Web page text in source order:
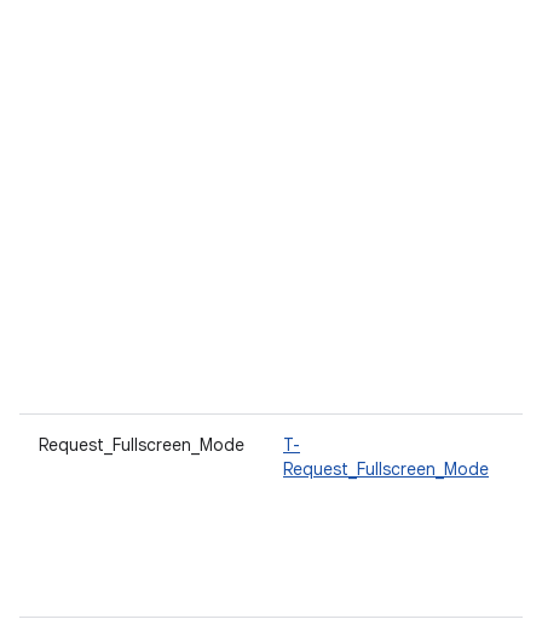
Request_Fullscreen_Mode
T-
Request_Fullscreen_Mode